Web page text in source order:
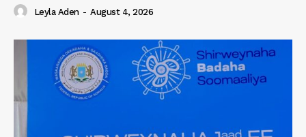
Leyla Aden - August 4, 2026